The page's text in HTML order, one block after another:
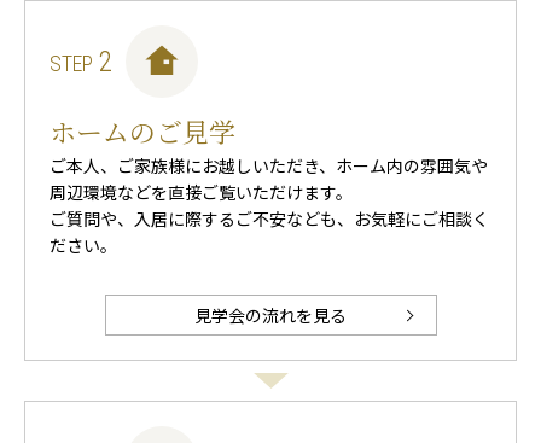
STEP 2
ホームのご見学
ご本人、ご家族様にお越しいただき、ホーム内の雰囲気や
周辺環境などを直接ご覧いただけます。
ご質問や、入居に際するご不安なども、お気軽にご相談く
ださい。
見学会の流れを見る